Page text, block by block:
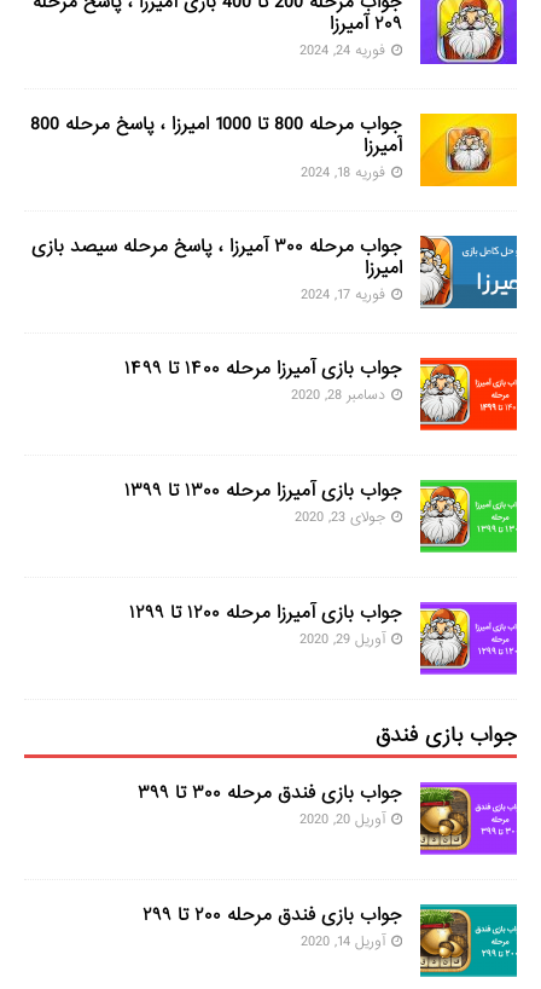
۲۰۹ آمیرزا
فوریه 24, 2024
جواب مرحله 800 تا 1000 امیرزا ، پاسخ مرحله 800
آمیرزا
فوریه 18, 2024
جواب مرحله ۳۰۰ آمیرزا ، پاسخ مرحله سیصد بازی
امیرزا
فوریه 17, 2024
جواب بازی آمیرزا مرحله ۱۴۰۰ تا ۱۴۹۹
دسامبر 28, 2020
جواب بازی آمیرزا مرحله ۱۳۰۰ تا ۱۳۹۹
جولای 23, 2020
جواب بازی آمیرزا مرحله ۱۲۰۰ تا ۱۲۹۹
آوریل 29, 2020
جواب بازی فندق
جواب بازی فندق مرحله ۳۰۰ تا ۳۹۹
آوریل 20, 2020
جواب بازی فندق مرحله ۲۰۰ تا ۲۹۹
آوریل 14, 2020